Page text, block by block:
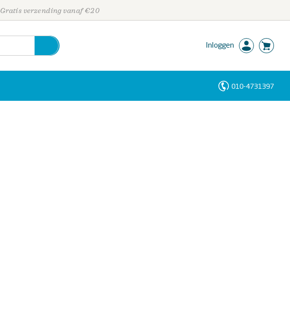
Gratis verzending vanaf €20
Inloggen
010-4731397
Personen